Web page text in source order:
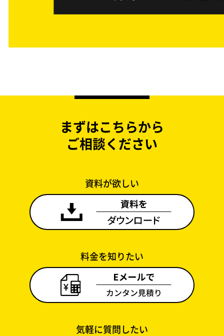
まずはこちらから
ご相談ください
資料が欲しい
料金を知りたい
気軽に質問したい